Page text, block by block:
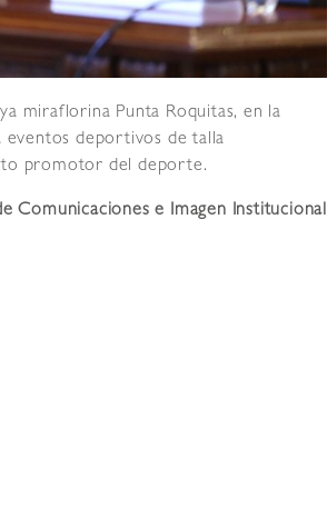
miraflorina Punta Roquitas, en la
eventos deportivos de talla
promotor del deporte.
Comunicaciones e Imagen Institucional